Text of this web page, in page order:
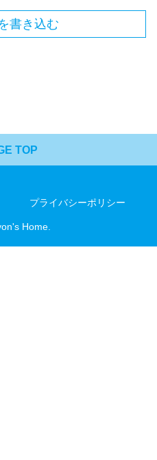
書き込む
TOP
プライバシーポリシー
Home.